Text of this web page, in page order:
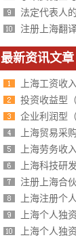
法定代表人
最新资讯文章
企业利润型
上海个人独